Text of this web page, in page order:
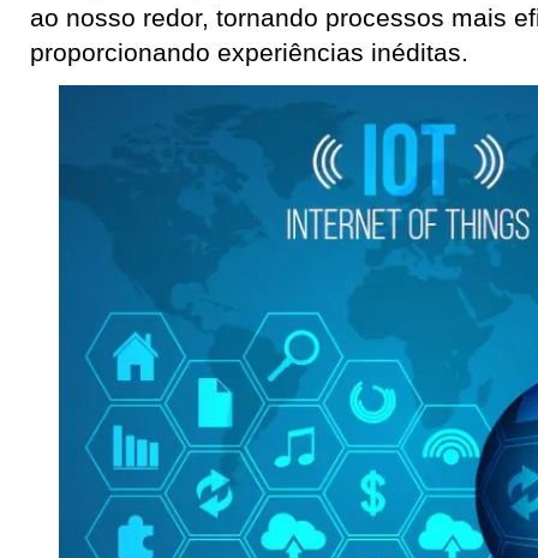
ao nosso redor, tornando processos mais
proporcionando experiências inéditas.